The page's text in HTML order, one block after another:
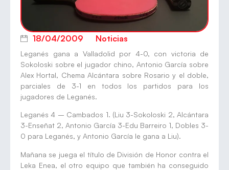
18/04/2009 Noticias
Leganés gana a Valladolid por 4-0, con victoria de
Sokoloski sobre el jugador chino, Antonio García sobre
Alex Hortal, Chema Alcántara sobre Rosario y el doble,
parciales de 3-1 en todos los partidos para los
jugadores de Leganés.
Leganés 4 – Cambados 1. (Liu 3-Sokoloski 2, Alcántara
3-Enseñat 2, Antonio García 3-Edu Barreiro 1, Dobles 3-
0 para Leganés, y Antonio García le gana a Liu).
Mañana se juega el título de División de Honor contra el
Leka Enea, el otro equipo que también ha conseguido